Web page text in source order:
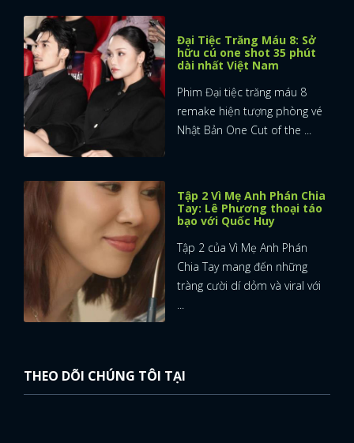
Đại Tiệc Trăng Máu 8: Sở
hữu cú one shot 35 phút
dài nhất Việt Nam
Phim Đại tiệc trăng máu 8
remake hiện tượng phòng vé
Nhật Bản One Cut of the ...
Tập 2 Vì Mẹ Anh Phán Chia
Tay: Lê Phương thoại táo
bạo với Quốc Huy
Tập 2 của Vì Mẹ Anh Phán
Chia Tay mang đến những
tràng cười dí dỏm và viral với
...
THEO DÕI CHÚNG TÔI TẠI